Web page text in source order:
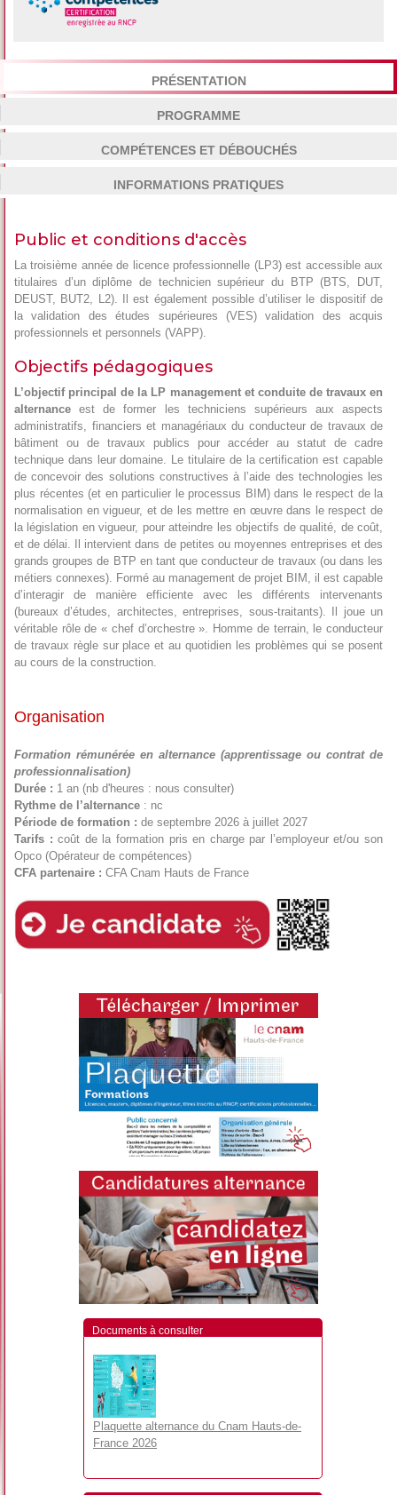
PRÉSENTATION
PROGRAMME
COMPÉTENCES ET DÉBOUCHÉS
INFORMATIONS PRATIQUES
Public et conditions d'accès
La troisième année de licence professionnelle (LP3) est accessible aux
titulaires d’un diplôme de technicien supérieur du BTP (BTS, DUT,
DEUST, BUT2, L2). Il est également possible d’utiliser le dispositif de
la validation des études supérieures (VES) validation des acquis
professionnels et personnels (VAPP).
Objectifs pédagogiques
L’objectif principal de la LP management et conduite de travaux en
alternance est de former les techniciens supérieurs aux aspects
administratifs, financiers et managériaux du conducteur de travaux de
bâtiment ou de travaux publics pour accéder au statut de cadre
technique dans leur domaine. Le titulaire de la certification est capable
de concevoir des solutions constructives à l’aide des technologies les
plus récentes (et en particulier le processus BIM) dans le respect de la
normalisation en vigueur, et de les mettre en œuvre dans le respect de
la législation en vigueur, pour atteindre les objectifs de qualité, de coût,
et de délai. Il intervient dans de petites ou moyennes entreprises et des
grands groupes de BTP en tant que conducteur de travaux (ou dans les
métiers connexes). Formé au management de projet BIM, il est capable
d’interagir de manière efficiente avec les différents intervenants
(bureaux d’études, architectes, entreprises, sous-traitants). Il joue un
véritable rôle de « chef d’orchestre ». Homme de terrain, le conducteur
de travaux règle sur place et au quotidien les problèmes qui se posent
au cours de la construction.
Organisation
Formation rémunérée en alternance (apprentissage ou contrat de
professionnalisation)
Durée : 1 an (nb d'heures : nous consulter)
Rythme de l’alternance : nc
Période de formation : de septembre 2026 à juillet 2027
Tarifs :coût de la formation pris en charge par l’employeur et/ou son
Opco (Opérateur de compétences)
CFA partenaire : CFA Cnam Hauts de France
Documents à consulter
Plaquette alternance du Cnam Hauts-de-
France 2026